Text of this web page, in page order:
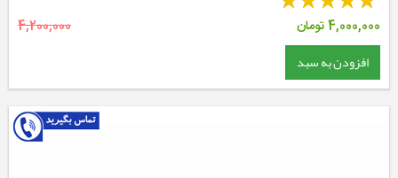
4,000,000تومان 4,200,000
افزودن به سبد